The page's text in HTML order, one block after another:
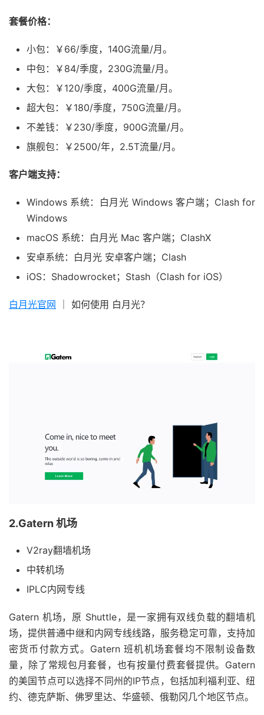
套餐价格：
小包：￥66/季度，140G流量/月。
中包：￥84/季度，230G流量/月。
大包：￥120/季度，400G流量/月。
超大包：￥180/季度，750G流量/月。
不差钱：￥230/季度，900G流量/月。
旗舰包：￥2500/年，2.5T流量/月。
客户端支持：
Windows 系统：白月光 Windows 客户端；Clash for
Windows
macOS 系统：白月光 Mac 客户端；ClashX
安卓系统：白月光 安卓客户端；Clash
iOS：Shadowrocket；Stash（Clash for iOS）
白月光官网 ｜ 如何使用 白月光？
2.Gatern 机场
V2ray翻墙机场
中转机场
IPLC内网专线
Gatern 机场，原 Shuttle，是一家拥有双线负载的翻墙机
场，提供普通中继和内网专线线路，服务稳定可靠，支持加
密货币付款方式。Gatern 班机机场套餐均不限制设备数
量，除了常规包月套餐，也有按量付费套餐提供。Gatern
的美国节点可以选择不同州的IP节点，包括加利福利亚、纽
约、德克萨斯、佛罗里达、华盛顿、俄勒冈几个地区节点。